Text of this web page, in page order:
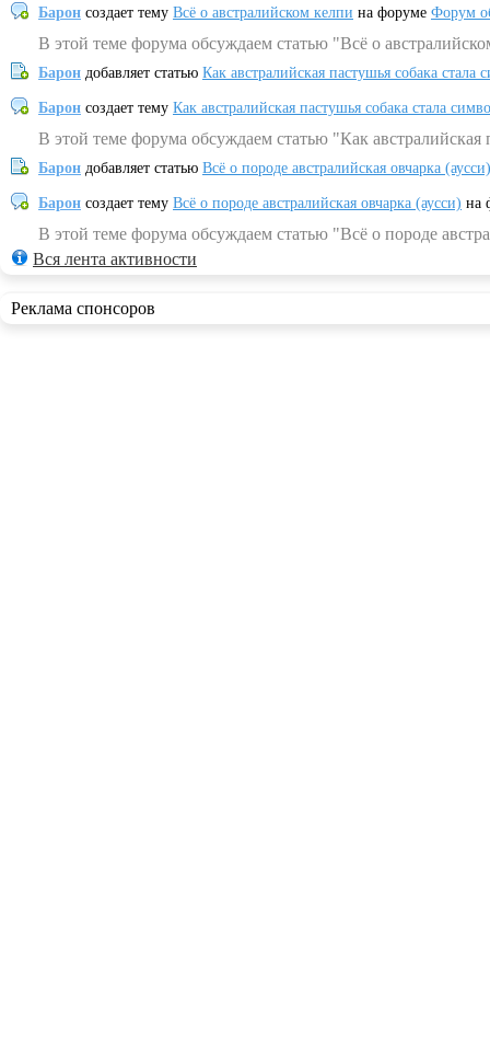
Барон создает тему Всё о австралийском келпи на форуме Форум
В этой теме форума обсуждаем статью "Всё о
Барон добавляет статью Как австралийская пастушья собака
Барон создает тему Как австралийская пастушья собака стала
В этой теме форума обсуждаем статью "Как
Барон добавляет статью Всё о породе австралийская овчарка (аусси)
Барон создает тему Всё о породе австралийская овчарка (аусси) на
В этой теме форума обсуждаем статью "Всё о породе
Вся лента активности
Реклама спонсоров